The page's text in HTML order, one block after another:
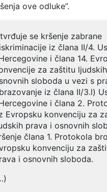
ove odluke”.
se kršenje zabrane
iz člana II/4.
i člana 14.
za zaštitu
sloboda u vezi s
iz člana II/3.l)
i člana 2.
Evropsku konvenciju za
prava i osnovnih
člana 1. Protokola
konvenciju za
i osnovnih sloboda.